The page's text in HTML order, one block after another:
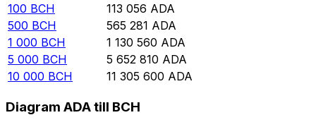
100 BCH 113 056 ADA
500 BCH 565 281 ADA
1 000 BCH 1 130 560 ADA
5 000 BCH 5 652 810 ADA
10 000 BCH 11 305 600 ADA
Diagram ADA till BCH